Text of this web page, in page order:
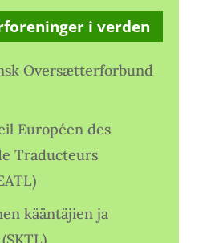
i verden
Oversætterforbund
Européen des
Traducteurs
kääntäjien ja